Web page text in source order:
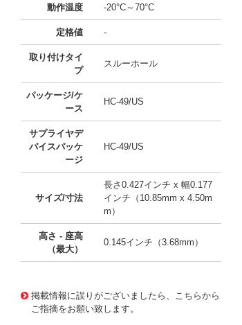
動作温度 -20°C～70°C
定格値 -
取り付けタイ
プ
スルーホール
パッケージ/ケ
ース
HC-49/US
サプライヤデ
バイスパッケ
ージ
HC-49/US
サイズ/寸法
長さ0.427インチ x 幅0.177
インチ（10.85mm x 4.50m
m）
高さ - 座高
（最大）
0.145インチ（3.68mm）
掲載情報に誤りがございましたら、こちらから
ご指摘をお願い致します。